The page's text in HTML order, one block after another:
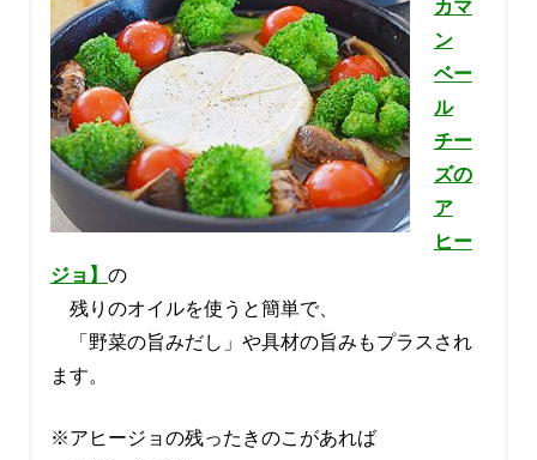
カマ
ン
ベー
ル
チー
ズの
ア
ヒー
ジョ】 の
残りのオイルを使うと簡単で、
「野菜の旨みだし」や具材の旨みもプラスされ
ます。
※アヒージョの残ったきのこがあれば